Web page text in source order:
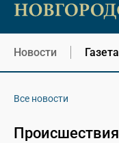
Новости Газета
Все новости
Происшествия